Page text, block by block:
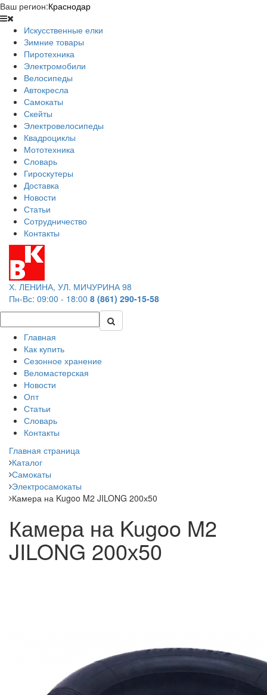
Ваш регион:Краснодар
Искусственные елки
Зимние товары
Пиротехника
Электромобили
Велосипеды
Автокресла
Самокаты
Скейты
Электровелосипеды
Квадроциклы
Мототехника
Словарь
Гироскутеры
Доставка
Новости
Статьи
Сотрудничество
Контакты
Х. ЛЕНИНА, УЛ. МИЧУРИНА 98
Пн-Вс: 09:00 - 18:00 8 (861) 290-15-58
Главная
Как купить
Сезонное хранение
Веломастерская
Новости
Опт
Статьи
Словарь
Контакты
Главная страница
Каталог
Самокаты
Электросамокаты
Камера на Kugoo M2 JILONG 200х50
Камера на Kugoo M2
JILONG 200х50